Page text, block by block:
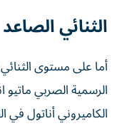
الثنائي الصاعد
أما على مستوى
الرسمية الصربي
الكاميروني أناتول في